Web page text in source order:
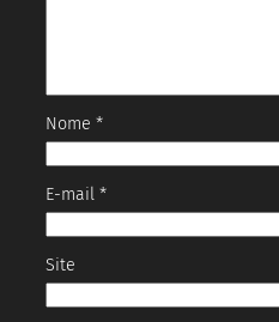
Nome *
E-mail *
Site